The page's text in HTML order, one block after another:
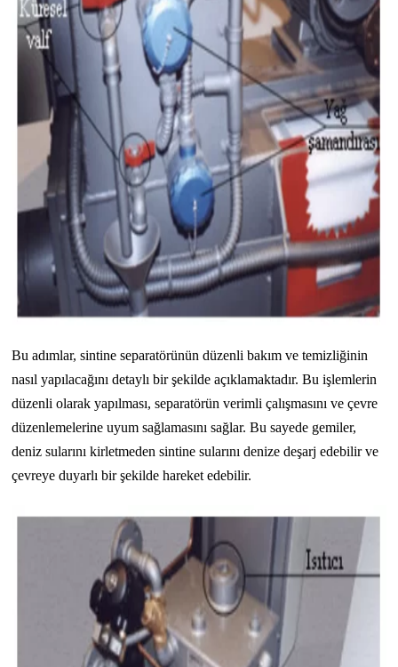
Bu adımlar, sintine separatörünün düzenli bakım ve temizliğinin
nasıl yapılacağını detaylı bir şekilde açıklamaktadır. Bu işlemlerin
düzenli olarak yapılması, separatörün verimli çalışmasını ve çevre
düzenlemelerine uyum sağlamasını sağlar. Bu sayede gemiler,
deniz sularını kirletmeden sintine sularını denize deşarj edebilir ve
çevreye duyarlı bir şekilde hareket edebilir.